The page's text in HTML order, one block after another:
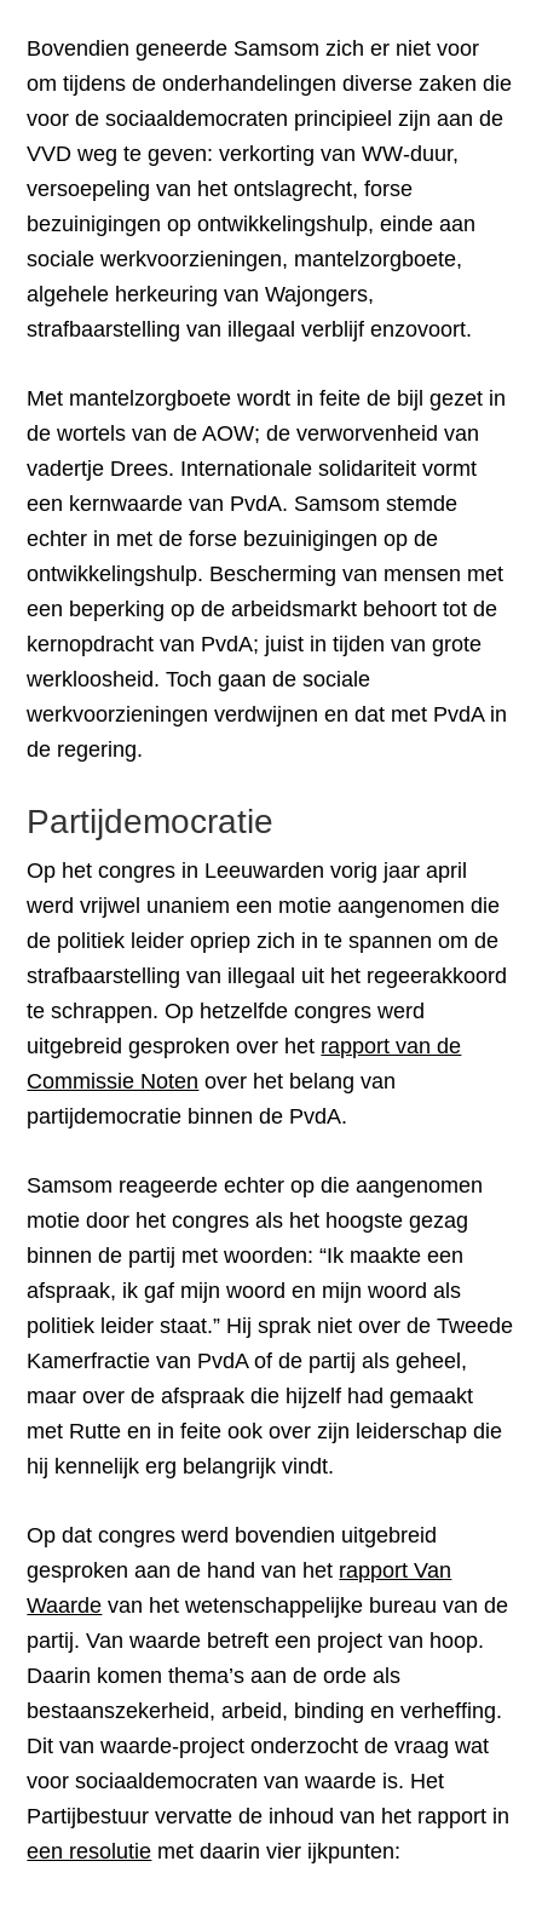
Bovendien geneerde Samsom zich er niet voor
om tijdens de onderhandelingen diverse zaken die
voor de sociaaldemocraten principieel zijn aan de
VVD weg te geven: verkorting van WW-duur,
versoepeling van het ontslagrecht, forse
bezuinigingen op ontwikkelingshulp, einde aan
sociale werkvoorzieningen, mantelzorgboete,
algehele herkeuring van Wajongers,
strafbaarstelling van illegaal verblijf enzovoort.
Met mantelzorgboete wordt in feite de bijl gezet in
de wortels van de AOW; de verworvenheid van
vadertje Drees. Internationale solidariteit vormt
een kernwaarde van PvdA. Samsom stemde
echter in met de forse bezuinigingen op de
ontwikkelingshulp. Bescherming van mensen met
een beperking op de arbeidsmarkt behoort tot de
kernopdracht van PvdA; juist in tijden van grote
werkloosheid. Toch gaan de sociale
werkvoorzieningen verdwijnen en dat met PvdA in
de regering.
Partijdemocratie
Op het congres in Leeuwarden vorig jaar april
werd vrijwel unaniem een motie aangenomen die
de politiek leider opriep zich in te spannen om de
strafbaarstelling van illegaal uit het regeerakkoord
te schrappen. Op hetzelfde congres werd
uitgebreid gesproken over het rapport van de
Commissie Noten over het belang van
partijdemocratie binnen de PvdA.
Samsom reageerde echter op die aangenomen
motie door het congres als het hoogste gezag
binnen de partij met woorden: “Ik maakte een
afspraak, ik gaf mijn woord en mijn woord als
politiek leider staat.” Hij sprak niet over de Tweede
Kamerfractie van PvdA of de partij als geheel,
maar over de afspraak die hijzelf had gemaakt
met Rutte en in feite ook over zijn leiderschap die
hij kennelijk erg belangrijk vindt.
Op dat congres werd bovendien uitgebreid
gesproken aan de hand van het rapport Van
Waarde van het wetenschappelijke bureau van de
partij. Van waarde betreft een project van hoop.
Daarin komen thema’s aan de orde als
bestaanszekerheid, arbeid, binding en verheffing.
Dit van waarde-project onderzocht de vraag wat
voor sociaaldemocraten van waarde is. Het
Partijbestuur vervatte de inhoud van het rapport in
een resolutie met daarin vier ijkpunten: